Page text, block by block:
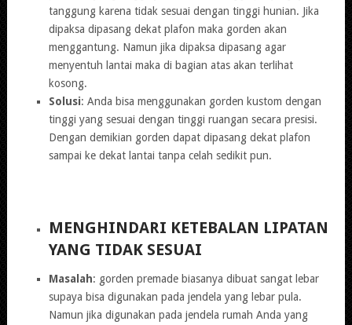
tanggung karena tidak sesuai dengan tinggi hunian. Jika
dipaksa dipasang dekat plafon maka gorden akan
menggantung. Namun jika dipaksa dipasang agar
menyentuh lantai maka di bagian atas akan terlihat
kosong.
Solusi: Anda bisa menggunakan gorden kustom dengan
tinggi yang sesuai dengan tinggi ruangan secara presisi.
Dengan demikian gorden dapat dipasang dekat plafon
sampai ke dekat lantai tanpa celah sedikit pun.
MENGHINDARI KETEBALAN LIPATAN
YANG TIDAK SESUAI
Masalah: gorden premade biasanya dibuat sangat lebar
supaya bisa digunakan pada jendela yang lebar pula.
Namun jika digunakan pada jendela rumah Anda yang